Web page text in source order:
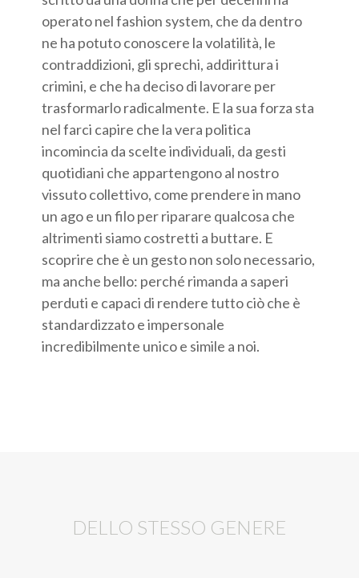
operato nel fashion system, che da dentro
ne ha potuto conoscere la volatilità, le
contraddizioni, gli sprechi, addirittura i
crimini, e che ha deciso di lavorare per
trasformarlo radicalmente. E la sua forza sta
nel farci capire che la vera politica
incomincia da scelte individuali, da gesti
quotidiani che appartengono al nostro
vissuto collettivo, come prendere in mano
un ago e un filo per riparare qualcosa che
altrimenti siamo costretti a buttare. E
scoprire che è un gesto non solo necessario,
ma anche bello: perché rimanda a saperi
perduti e capaci di rendere tutto ciò che è
standardizzato e impersonale
incredibilmente unico e simile a noi.
DELLO STESSO GENERE